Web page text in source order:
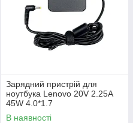
Зарядний пристрій для
ноутбука Lenovo 20V 2.25A
45W 4.0*1.7
В наявності